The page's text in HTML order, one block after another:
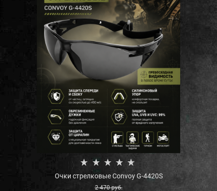
Очки стрелковые Convoy G-4420S
2 470 руб.